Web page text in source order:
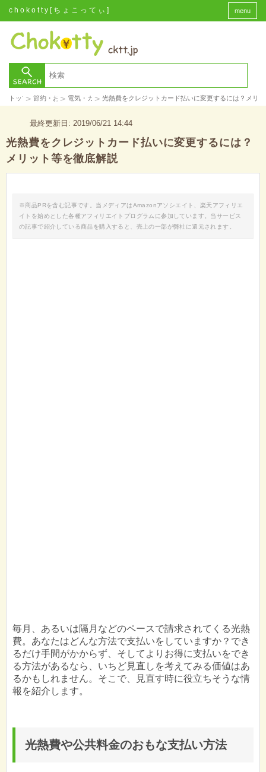
chokotty[ちょこってぃ] menu
トップ> 節約・お金
> 電気・ガス
> 光熱費をクレジットカード払いに変更するには？メリ
最終更新日: 2019/06/21 14:44
光熱費をクレジットカード払いに変更するには？
メリット等を徹底解説
※商品PRを含む記事です。当メディアはAmazonアソシエイト、楽天アフィリエ
イトを始めとした各種アフィリエイトプログラムに参加しています。当サービス
の記事で紹介している商品を購入すると、売上の一部が弊社に還元されます。
毎月、あるいは隔月などのペースで請求されてくる光熱
費。あなたはどんな方法で支払いをしていますか？でき
るだけ手間がかからず、そしてよりお得に支払いをでき
る方法があるなら、いちど見直しを考えてみる価値はあ
るかもしれません。そこで、見直す時に役立ちそうな情
報を紹介します。
光熱費や公共料金のおもな支払い方法